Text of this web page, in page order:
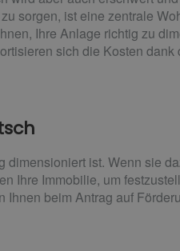
sorgen, ist eine zentrale
Ihre Anlage richtig zu
sich die Kosten
ist. Wenn sie
Ihre Immobilie, um
beim Antrag auf